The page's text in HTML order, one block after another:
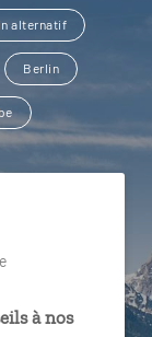
alternatif
Berlin
à nos